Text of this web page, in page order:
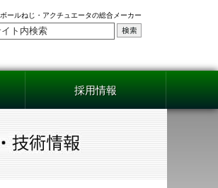
ボールねじ・アクチュエータの総合メーカー
採用情報